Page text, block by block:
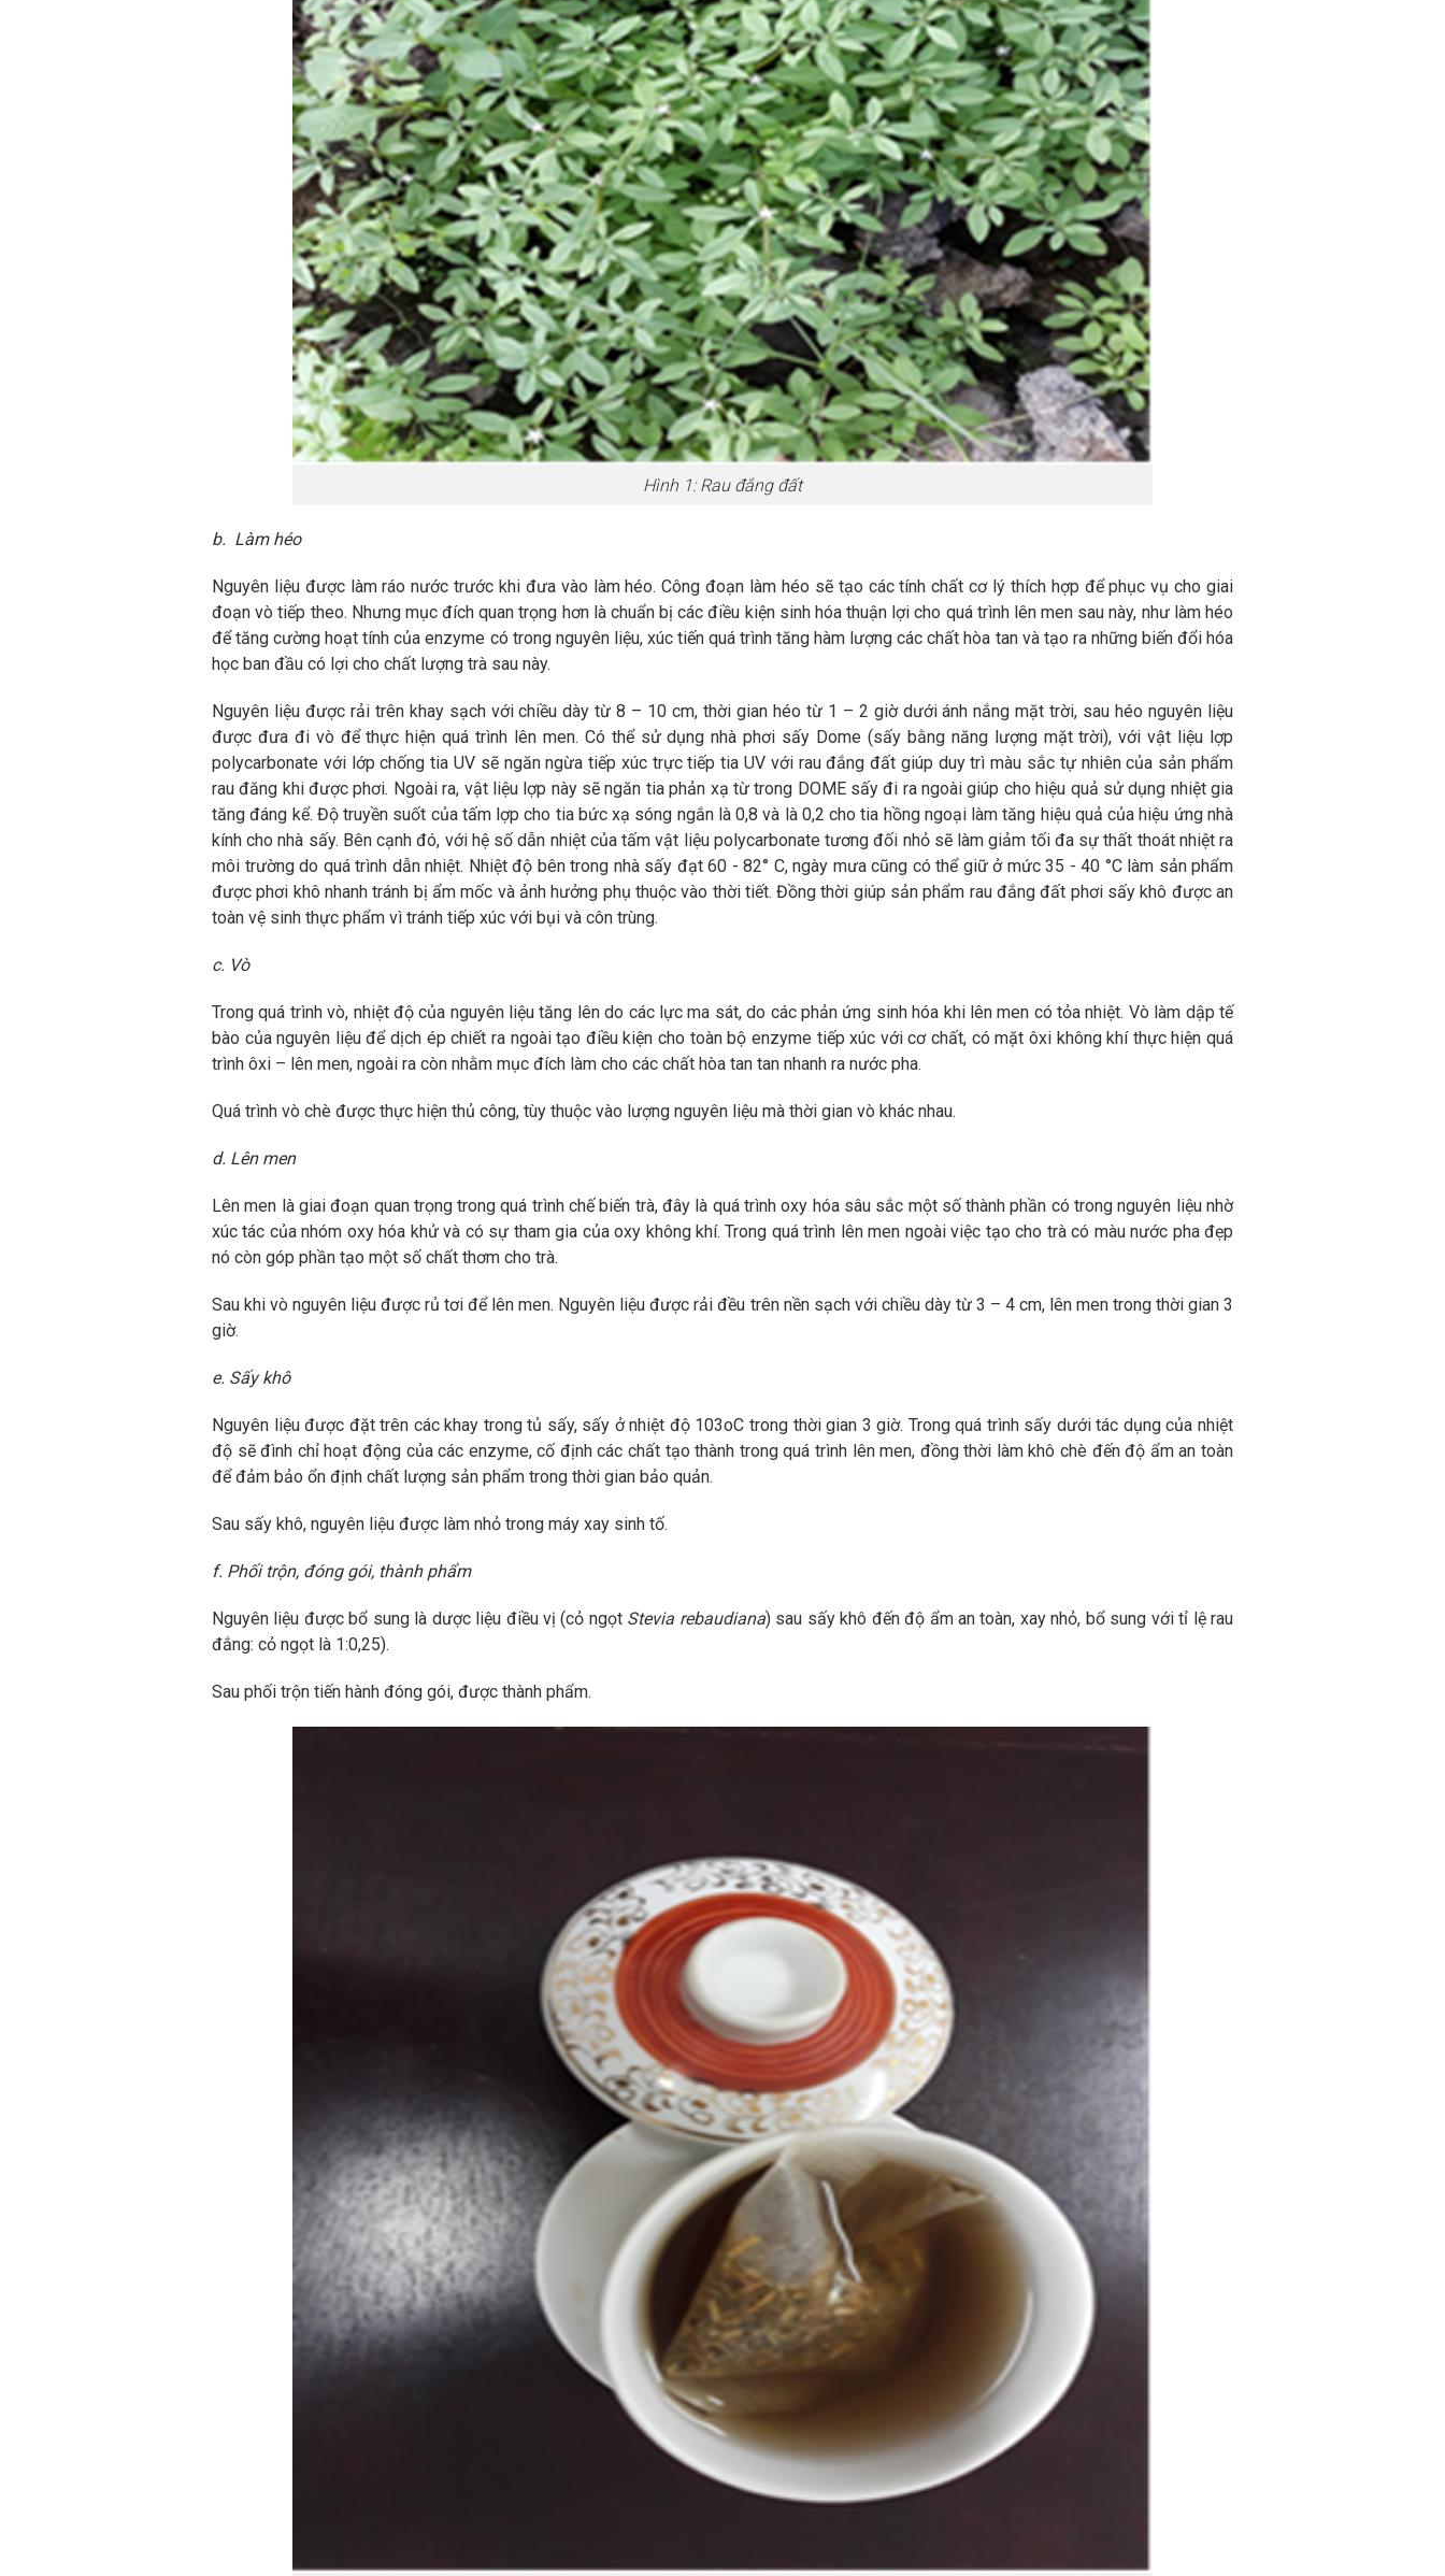
Hình 1: Rau đắng đất
b. Làm héo
Nguyên liệu được làm ráo nước trước khi đưa vào làm héo. Công đoạn làm héo sẽ tạo các tính chất cơ lý thích hợp để phục vụ cho giai
đoạn vò tiếp theo. Nhưng mục đích quan trọng hơn là chuẩn bị các điều kiện sinh hóa thuận lợi cho quá trình lên men sau này, như làm héo
để tăng cường hoạt tính của enzyme có trong nguyên liệu, xúc tiến quá trình tăng hàm lượng các chất hòa tan và tạo ra những biến đổi hóa
học ban đầu có lợi cho chất lượng trà sau này.
Nguyên liệu được rải trên khay sạch với chiều dày từ 8 – 10 cm, thời gian héo từ 1 – 2 giờ dưới ánh nắng mặt trời, sau héo nguyên liệu
được đưa đi vò để thực hiện quá trình lên men. Có thể sử dụng nhà phơi sấy Dome (sấy bằng năng lượng mặt trời), với vật liệu lợp
polycarbonate với lớp chống tia UV sẽ ngăn ngừa tiếp xúc trực tiếp tia UV với rau đắng đất giúp duy trì màu sắc tự nhiên của sản phẩm
rau đăng khi được phơi. Ngoài ra, vật liệu lợp này sẽ ngăn tia phản xạ từ trong DOME sấy đi ra ngoài giúp cho hiệu quả sử dụng nhiệt gia
tăng đáng kể. Độ truyền suốt của tấm lợp cho tia bức xạ sóng ngắn là 0,8 và là 0,2 cho tia hồng ngoại làm tăng hiệu quả của hiệu ứng nhà
kính cho nhà sấy. Bên cạnh đó, với hệ số dẫn nhiệt của tấm vật liệu polycarbonate tương đối nhỏ sẽ làm giảm tối đa sự thất thoát nhiệt ra
môi trường do quá trình dẫn nhiệt. Nhiệt độ bên trong nhà sấy đạt 60 - 82° C, ngày mưa cũng có thể giữ ở mức 35 - 40 °C làm sản phẩm
được phơi khô nhanh tránh bị ẩm mốc và ảnh hưởng phụ thuộc vào thời tiết. Đồng thời giúp sản phẩm rau đắng đất phơi sấy khô được an
toàn vệ sinh thực phẩm vì tránh tiếp xúc với bụi và côn trùng.
c. Vò
Trong quá trình vò, nhiệt độ của nguyên liệu tăng lên do các lực ma sát, do các phản ứng sinh hóa khi lên men có tỏa nhiệt. Vò làm dập tế
bào của nguyên liệu để dịch ép chiết ra ngoài tạo điều kiện cho toàn bộ enzyme tiếp xúc với cơ chất, có mặt ôxi không khí thực hiện quá
trình ôxi – lên men, ngoài ra còn nhằm mục đích làm cho các chất hòa tan tan nhanh ra nước pha.
Quá trình vò chè được thực hiện thủ công, tùy thuộc vào lượng nguyên liệu mà thời gian vò khác nhau.
d. Lên men
Lên men là giai đoạn quan trọng trong quá trình chế biến trà, đây là quá trình oxy hóa sâu sắc một số thành phần có trong nguyên liệu nhờ
xúc tác của nhóm oxy hóa khử và có sự tham gia của oxy không khí. Trong quá trình lên men ngoài việc tạo cho trà có màu nước pha đẹp
nó còn góp phần tạo một số chất thơm cho trà.
Sau khi vò nguyên liệu được rủ tơi để lên men. Nguyên liệu được rải đều trên nền sạch với chiều dày từ 3 – 4 cm, lên men trong thời gian 3
giờ.
e. Sấy khô
Nguyên liệu được đặt trên các khay trong tủ sấy, sấy ở nhiệt độ 103oC trong thời gian 3 giờ. Trong quá trình sấy dưới tác dụng của nhiệt
độ sẽ đình chỉ hoạt động của các enzyme, cố định các chất tạo thành trong quá trình lên men, đồng thời làm khô chè đến độ ẩm an toàn
để đảm bảo ổn định chất lượng sản phẩm trong thời gian bảo quản.
Sau sấy khô, nguyên liệu được làm nhỏ trong máy xay sinh tố.
f. Phối trộn, đóng gói, thành phẩm
Nguyên liệu được bổ sung là dược liệu điều vị (cỏ ngọt Stevia rebaudiana) sau sấy khô đến độ ẩm an toàn, xay nhỏ, bổ sung với tỉ lệ rau
đắng: cỏ ngọt là 1:0,25).
Sau phối trộn tiến hành đóng gói, được thành phẩm.